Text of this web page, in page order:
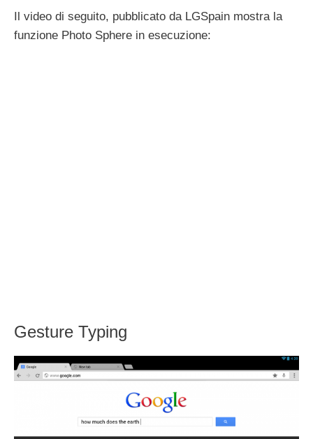
Il video di seguito, pubblicato da LGSpain mostra la
funzione Photo Sphere in esecuzione:
Gesture Typing